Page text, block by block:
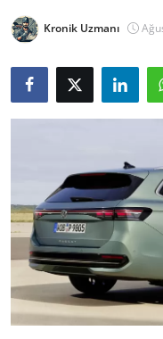
Vergi & ÖTV & MTV
Sorgulamalar
Bakım & Arıza
Elektrikli & Hibrit
Kiralama & Filo
Sürüş & Güvenlik
Lastik & Jant
Kronik Uzmanı